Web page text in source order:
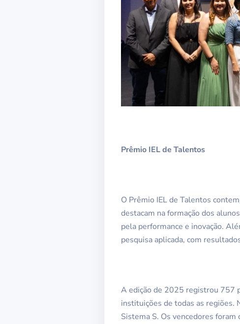
Prêmio IEL de Talentos
O Prêmio IEL de Talentos
destacam na formação dos
pela performance e inovação.
pesquisa aplicada, com
A edição de 2025 registrou 757
instituições de todas as regiões.
Sistema S. Os vencedores